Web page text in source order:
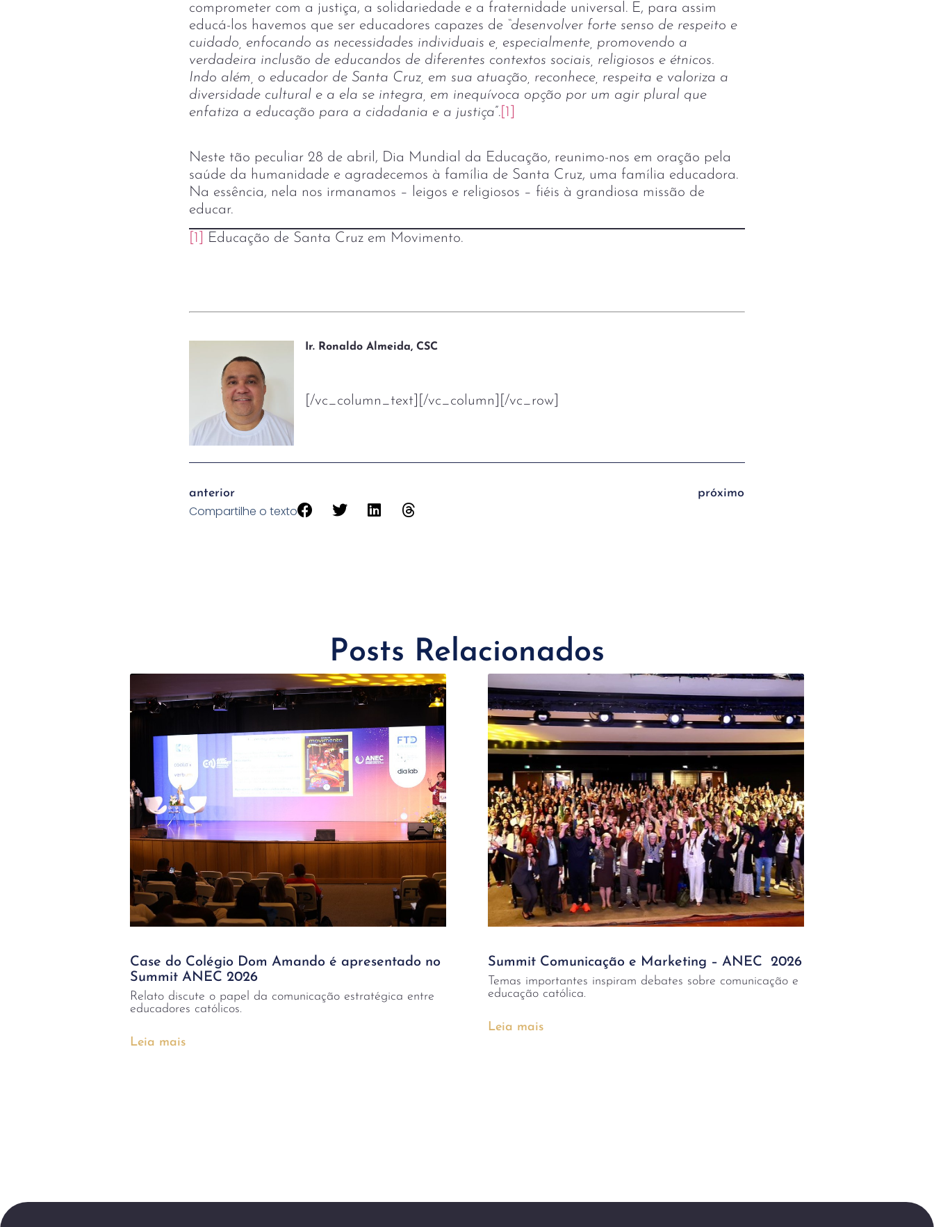
comprometer com a justiça, a solidariedade e a fraternidade universal. E, para assim
educá-los havemos que ser educadores capazes de “desenvolver forte senso de respeito e
cuidado, enfocando as necessidades individuais e, especialmente, promovendo a
verdadeira inclusão de educandos de diferentes contextos sociais, religiosos e étnicos.
Indo além, o educador de Santa Cruz, em sua atuação, reconhece, respeita e valoriza a
diversidade cultural e a ela se integra, em inequívoca opção por um agir plural que
enfatiza a educação para a cidadania e a justiça”. [1]
Neste tão peculiar 28 de abril, Dia Mundial da Educação, reunimo-nos em oração pela
saúde da humanidade e agradecemos à família de Santa Cruz, uma família educadora.
Na essência, nela nos irmanamos – leigos e religiosos – fiéis à grandiosa missão de
educar.
[1]
Educação de Santa Cruz em Movimento.
Ir. Ronaldo Almeida, CSC
[/vc_column_text][/vc_column][/vc_row]
anterior próximo
Compartilhe o texto
Posts Relacionados
Case do Colégio Dom Amando é apresentado no
Summit ANEC 2026
Relato discute o papel da comunicação estratégica entre
educadores católicos.
Leia mais
Summit Comunicação e Marketing – ANEC 2026
Temas importantes inspiram debates sobre comunicação e
educação católica.
Leia mais